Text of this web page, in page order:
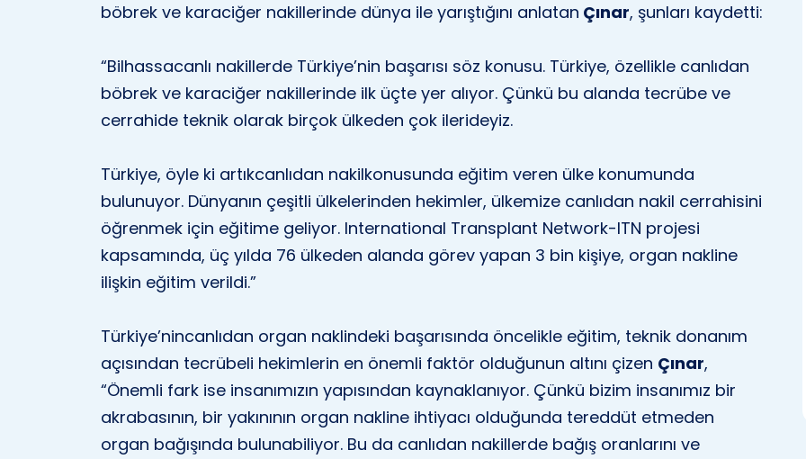
böbrek ve karaciğer nakillerinde dünya ile yarıştığını anlatan Çınar, şunları kaydetti:
“Bilhassacanlı nakillerde Türkiye’nin başarısı söz konusu. Türkiye, özellikle canlıdan
böbrek ve karaciğer nakillerinde ilk üçte yer alıyor. Çünkü bu alanda tecrübe ve
cerrahide teknik olarak birçok ülkeden çok ilerideyiz.
Türkiye, öyle ki artıkcanlıdan nakilkonusunda eğitim veren ülke konumunda
bulunuyor. Dünyanın çeşitli ülkelerinden hekimler, ülkemize canlıdan nakil cerrahisini
öğrenmek için eğitime geliyor. International Transplant Network-ITN projesi
kapsamında, üç yılda 76 ülkeden alanda görev yapan 3 bin kişiye, organ nakline
ilişkin eğitim verildi.”
Türkiye’nincanlıdan organ naklindeki başarısında öncelikle eğitim, teknik donanım
açısından tecrübeli hekimlerin en önemli faktör olduğunun altını çizen Çınar,
“Önemli fark ise insanımızın yapısından kaynaklanıyor. Çünkü bizim insanımız bir
akrabasının, bir yakınının organ nakline ihtiyacı olduğunda tereddüt etmeden
organ bağışında bulunabiliyor. Bu da canlıdan nakillerde bağış oranlarını ve